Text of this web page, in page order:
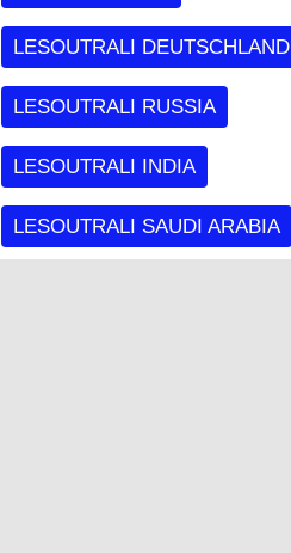
LESOUTRALI DEUTSCHLAND
LESOUTRALI RUSSIA
LESOUTRALI INDIA
LESOUTRALI SAUDI ARABIA